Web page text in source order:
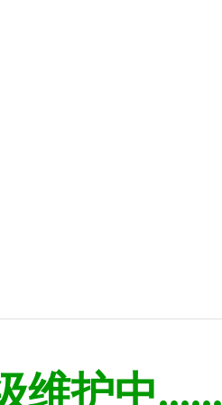
维护中......